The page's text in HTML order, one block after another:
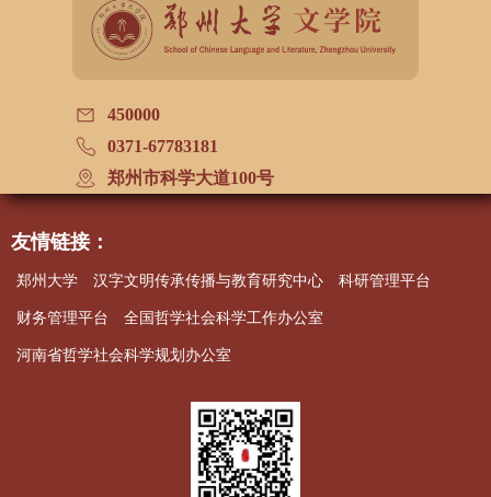
450000
0371-67783181
郑州市科学大道100号
友情链接：
郑州大学 汉字文明传承传播与教育研究中心 科研管理平台
财务管理平台 全国哲学社会科学工作办公室
河南省哲学社会科学规划办公室